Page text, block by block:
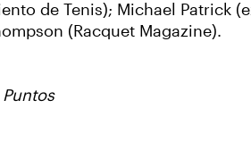
de Tenis); Michael
(Racquet Magazine).